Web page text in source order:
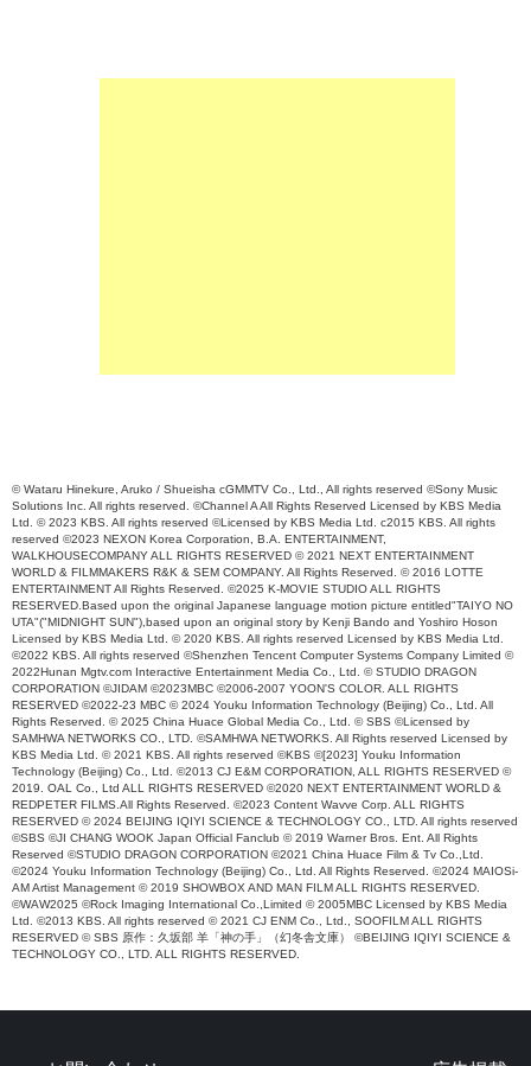
© Wataru Hinekure, Aruko / Shueisha cGMMTV Co., Ltd., All rights reserved ©Sony Music
Solutions Inc. All rights reserved. ©Channel A All Rights Reserved Licensed by KBS Media
Ltd. © 2023 KBS. All rights reserved ©Licensed by KBS Media Ltd. c2015 KBS. All rights
reserved ©2023 NEXON Korea Corporation, B.A. ENTERTAINMENT,
WALKHOUSECOMPANY ALL RIGHTS RESERVED © 2021 NEXT ENTERTAINMENT
WORLD & FILMMAKERS R&K & SEM COMPANY. All Rights Reserved. © 2016 LOTTE
ENTERTAINMENT All Rights Reserved. ©2025 K-MOVIE STUDIO ALL RIGHTS
RESERVED.Based upon the original Japanese language motion picture entitled"TAIYO NO
UTA"("MIDNIGHT SUN"),based upon an original story by Kenji Bando and Yoshiro Hoson
Licensed by KBS Media Ltd. © 2020 KBS. All rights reserved Licensed by KBS Media Ltd.
©2022 KBS. All rights reserved ©Shenzhen Tencent Computer Systems Company Limited ©
2022Hunan Mgtv.com Interactive Entertainment Media Co., Ltd. © STUDIO DRAGON
CORPORATION ©JIDAM ©2023MBC ©2006-2007 YOON'S COLOR. ALL RIGHTS
RESERVED ©2022-23 MBC © 2024 Youku Information Technology (Beijing) Co., Ltd. All
Rights Reserved. © 2025 China Huace Global Media Co., Ltd. © SBS ©Licensed by
SAMHWA NETWORKS CO., LTD. ©SAMHWA NETWORKS. All Rights reserved Licensed by
KBS Media Ltd. © 2021 KBS. All rights reserved ©KBS ©[2023] Youku Information
Technology (Beijing) Co., Ltd. ©2013 CJ E&M CORPORATION, ALL RIGHTS RESERVED ©
2019. OAL Co., Ltd ALL RIGHTS RESERVED ©2020 NEXT ENTERTAINMENT WORLD &
REDPETER FILMS.All Rights Reserved. ©2023 Content Wavve Corp. ALL RIGHTS
RESERVED © 2024 BEIJING IQIYI SCIENCE & TECHNOLOGY CO., LTD. All rights reserved
©SBS ©JI CHANG WOOK Japan Official Fanclub © 2019 Warner Bros. Ent. All Rights
Reserved ©STUDIO DRAGON CORPORATION ©2021 China Huace Film & Tv Co.,Ltd.
©2024 Youku Information Technology (Beijing) Co., Ltd. All Rights Reserved. ©2024 MAIOSi-
AM Artist Management © 2019 SHOWBOX AND MAN FILM ALL RIGHTS RESERVED.
©WAW2025 ©Rock Imaging International Co.,Limited © 2005MBC Licensed by KBS Media
Ltd. ©2013 KBS. All rights reserved © 2021 CJ ENM Co., Ltd., SOOFILM ALL RIGHTS
RESERVED © SBS 原作：久坂部 羊「神の手」（幻冬舎文庫） ©BEIJING IQIYI SCIENCE &
TECHNOLOGY CO., LTD. ALL RIGHTS RESERVED.